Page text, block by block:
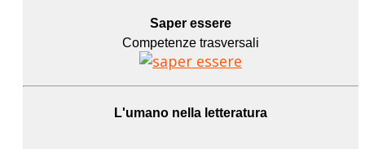
Saper essere
Competenze trasversali
L'umano nella letteratura